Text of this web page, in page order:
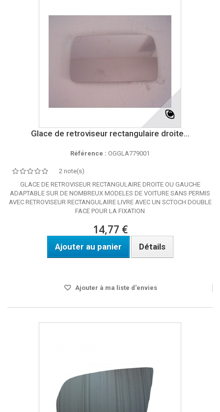
Glace de retroviseur rectangulaire droite...
Référence : OGGLA779001
2 note(s)
GLACE DE RETROVISEUR RECTANGULAIRE DROITE OU GAUCHE
ADAPTABLE SUR DE NOMBREUX MODELES DE VOITURE SANS PERMIS
AVEC RETROVISEUR RECTANGULAIRE LIVRE AVEC UN SCTOCH DOUBLE
FACE POUR LA FIXATION
14,77 €
Ajouter au panier Détails
Ajouter à ma liste d'envies